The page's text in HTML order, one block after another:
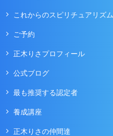
これからのスピリチュアリズム
ご予約
正木りさプロフィール
公式ブログ
最も推奨する認定者
養成講座
正木りさの仲間達